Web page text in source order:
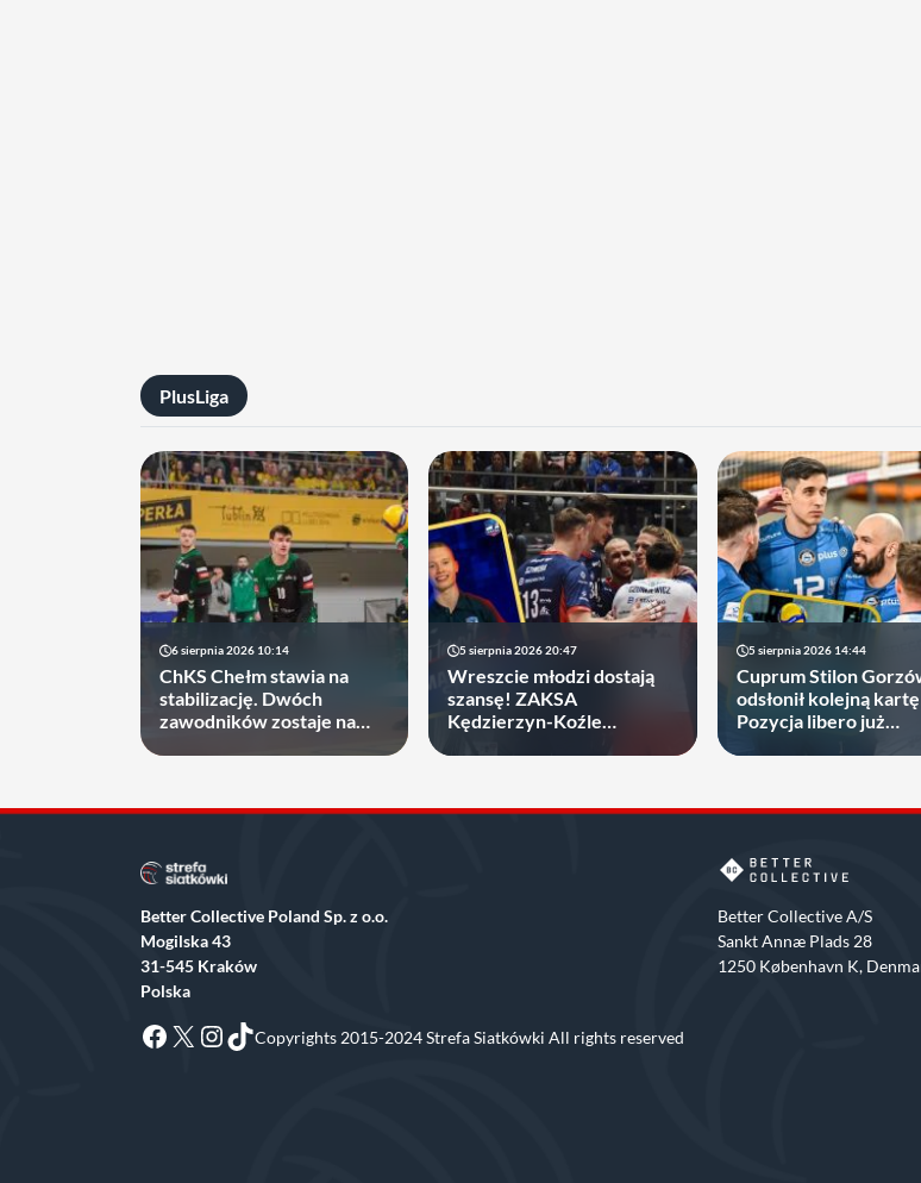
PlusLiga
6 sierpnia 2026 10:14
ChKS Chełm stawia na
stabilizację. Dwóch
zawodników zostaje na
5 sierpnia 2026 20:47
Wreszcie młodzi dostają
szansę! ZAKSA
Kędzierzyn-Koźle
5 sierpnia 2026 14:44
Cuprum Stilon
odsłonił kolejną
Pozycja libero już
Better Collective Poland Sp. z o.o.
Mogilska 43
31-545 Kraków
Polska
Better Collective A/S
Sankt Annæ Plads 28
1250 København K,
Facebook
X Instagram
TikTok
Copyrights 2015-2024 Strefa Siatkówki All rights reserved